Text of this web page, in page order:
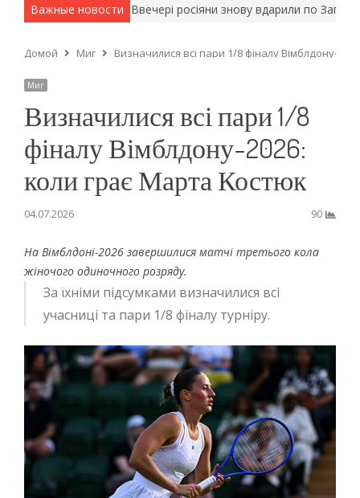
Важные новости
методы. Ввечері росіяни знову вдарили по
Домой Миг Визначилися всі пари 1/8 фіналу Вімблдону-
Миг
Визначилися всі пари 1/8
фіналу Вімблдону-2026:
коли грає Марта Костюк
04.07.2026 90
На Вімблдоні-2026 завершилися матчі третього кола
жіночого одиночного розряду.
За їхніми підсумками визначилися всі
учасниці та пари 1/8 фіналу турніру.